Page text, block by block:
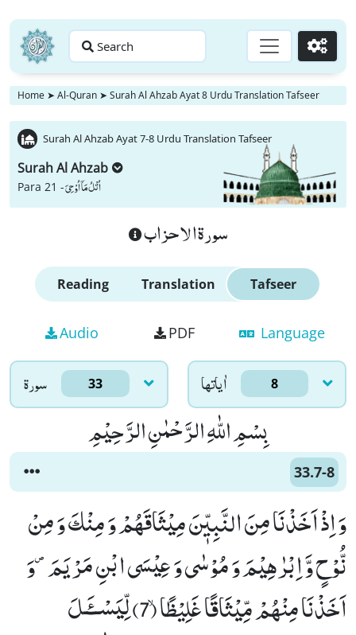
Search Go
Home ➤ Al-Quran ➤ Surah Al Ahzab Ayat 8 Urdu Translation Tafseer
Surah Al Ahzab Ayat 7-8 Urdu Translation Tafseer
Surah Al Ahzab
Para 21 -اُتْلُ مَاۤ اُوْحِیَ
سورة الاحزاب
Reading Translation Tafseer
Audio PDF Language
سورۃ 33 اٰياتها 8
بِسْمِ اللّٰهِ الرَّحْمٰنِ الرَّحِیْمِ
33.7-8
وَ اِذْ اَخَذْنَا مِنَ النَّبِیّٖنَ مِیْثَاقَهُمْ وَ مِنْكَ وَ مِنْ
نُّوْحٍ وَّ اِبْرٰهِیْمَ وَ مُوْسٰى وَ عِیْسَى ابْنِ مَرْیَمَ۪-وَ
اَخَذْنَا مِنْهُمْ مِّیْثَاقًا غَلِیْظًاۙ (7) لِّیَسْــٴَـلَ